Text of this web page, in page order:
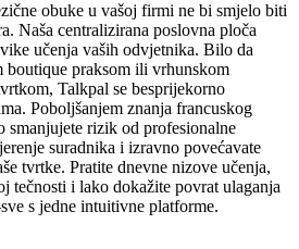
obuke u vašoj firmi ne bi smjelo biti
Naša centralizirana poslovna ploča
učenja vaših odvjetnika. Bilo da
boutique praksom ili vrhunskom
Talkpal se besprijekorno
Poboljšanjem znanja francuskog
smanjujete rizik od profesionalne
suradnika i izravno povećavate
tvrtke. Pratite dnevne nizove učenja,
tečnosti i lako dokažite povrat ulaganja
s jedne intuitivne platforme.